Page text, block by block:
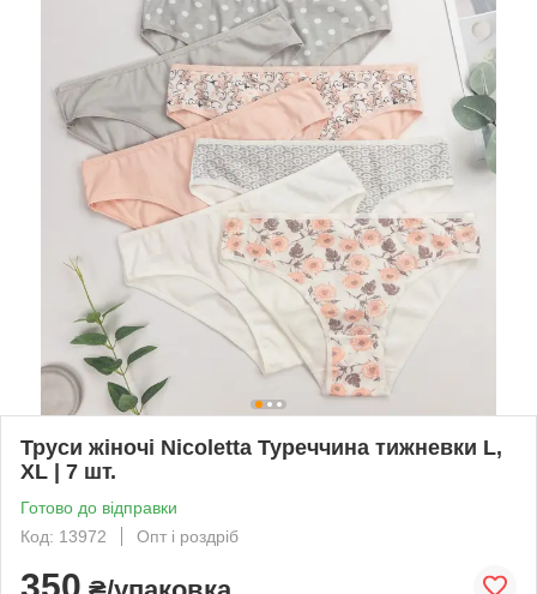
Труси жіночі Nicoletta Туреччина тижневки L,
XL | 7 шт.
Готово до відправки
Код: 13972
Опт і роздріб
350